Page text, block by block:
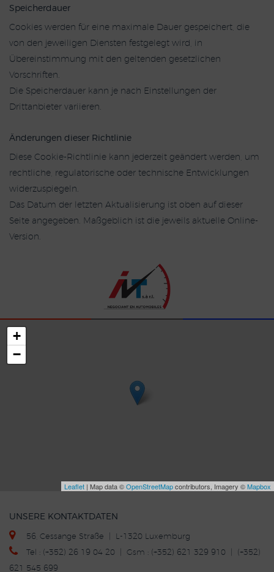
Speicherdauer
Cookies werden für eine maximale Dauer gespeichert, die
von den jeweiligen Diensten festgelegt wird, in
Übereinstimmung mit den geltenden gesetzlichen
Vorschriften.
Die Speicherdauer kann je nach Einstellungen der
Drittanbieter variieren.
Änderungen dieser Richtlinie
Diese Cookie-Richtlinie kann jederzeit geändert werden, um
rechtliche, regulatorische oder technische Entwicklungen
widerzuspiegeln.
Das Datum der letzten Aktualisierung ist oben auf dieser
Seite angegeben. Maßgeblich ist die jeweils aktuelle Online-
Version.
+
−
Leaflet | Map data ©OpenStreetMapcontributors, Imagery ©Mapbox
UNSERE KONTAKTDATEN
56, Cessange Straße | L-1320 Luxemburg
Tel : (+352) 26 19 04 20 | Gsm : (+352) 621 329 910 | (+352)
621 545 699